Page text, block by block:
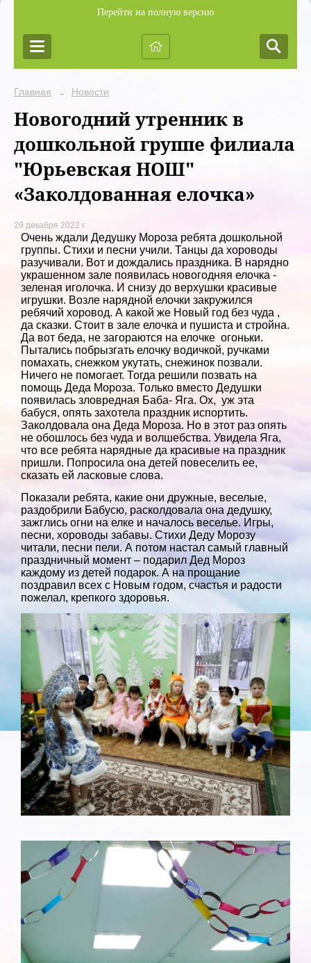
Перейти на полную версию
Главная → Новости
Новогодний утренник в
дошкольной группе филиала
"Юрьевская НОШ"
«Заколдованная елочка»
29 декабря 2022 г.
Очень ждали Дедушку Мороза ребята дошкольной
группы. Стихи и песни учили. Танцы да хороводы
разучивали. Вот и дождались праздника. В нарядно
украшенном зале появилась новогодняя елочка -
зеленая иголочка. И снизу до верхушки красивые
игрушки. Возле нарядной елочки закружился
ребячий хоровод. А какой же Новый год без чуда ,
да сказки. Стоит в зале елочка и пушиста и стройна.
Да вот беда, не загораются на елочке огоньки.
Пытались побрызгать елочку водичкой, ручками
помахать, снежком укутать, снежинок позвали.
Ничего не помогает. Тогда решили позвать на
помощь Деда Мороза. Только вместо Дедушки
появилась зловредная Баба- Яга. Ох, уж эта
бабуся, опять захотела праздник испортить.
Заколдовала она Деда Мороза. Но в этот раз опять
не обошлось без чуда и волшебства. Увидела Яга,
что все ребята нарядные да красивые на праздник
пришли. Попросила она детей повеселить ее,
сказать ей ласковые слова.
Показали ребята, какие они дружные, веселые,
раздобрили Бабусю, расколдовала она дедушку,
зажглись огни на елке и началось веселье. Игры,
песни, хороводы забавы. Стихи Деду Морозу
читали, песни пели. А потом настал самый главный
праздничный момент – подарил Дед Мороз
каждому из детей подарок. А на прощание
поздравил всех с Новым годом, счастья и радости
пожелал, крепкого здоровья.